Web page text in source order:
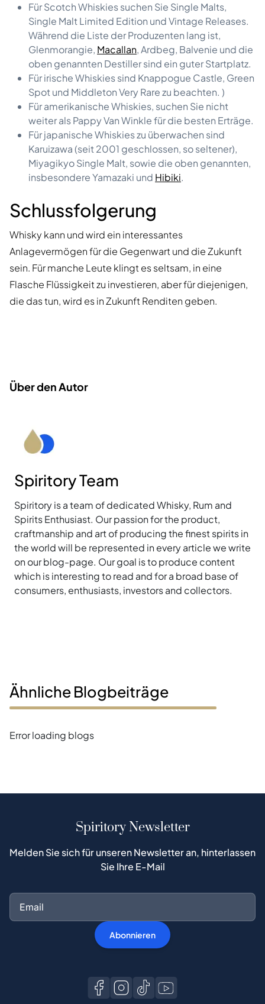
Für Scotch Whiskies suchen Sie Single Malts,
Single Malt Limited Edition und Vintage Releases.
Während die Liste der Produzenten lang ist,
Glenmorangie, Macallan, Ardbeg, Balvenie und die
oben genannten Destiller sind ein guter Startplatz.
Für irische Whiskies sind Knappogue Castle, Green
Spot und Middleton Very Rare zu beachten. )
Für amerikanische Whiskies, suchen Sie nicht
weiter als Pappy Van Winkle für die besten Erträge.
Für japanische Whiskies zu überwachen sind
Karuizawa (seit 2001 geschlossen, so seltener),
Miyagikyo Single Malt, sowie die oben genannten,
insbesondere Yamazaki und Hibiki.
Schlussfolgerung
Whisky kann und wird ein interessantes
Anlagevermögen für die Gegenwart und die Zukunft
sein. Für manche Leute klingt es seltsam, in eine
Flasche Flüssigkeit zu investieren, aber für diejenigen,
die das tun, wird es in Zukunft Renditen geben.
Über den Autor
Spiritory Team
Spiritory is a team of dedicated Whisky, Rum and
Spirits Enthusiast. Our passion for the product,
craftmanship and art of producing the finest spirits in
the world will be represented in every article we write
on our blog-page. Our goal is to produce content
which is interesting to read and for a broad base of
consumers, enthusiasts, investors and collectors.
Ähnliche Blogbeiträge
Error loading blogs
Spiritory Newsletter
Melden Sie sich für unseren Newsletter an, hinterlassen
Sie Ihre E-Mail
Abonnieren